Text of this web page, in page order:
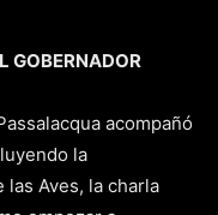
GOBERNADOR
acompañó
la
las Aves, la charla